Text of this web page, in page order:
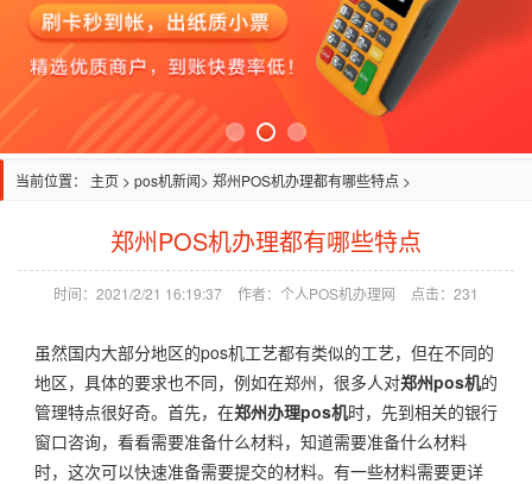
当前位置： 主页 > pos机新闻> 郑州POS机办理都有哪些特点 >
郑州POS机办理都有哪些特点
时间：2021/2/21 16:19:37 作者：个人POS机办理网 点击： 231
虽然国内大部分地区的pos机工艺都有类似的工艺，但在不同的
地区，具体的要求也不同，例如在郑州，很多人对郑州pos机的
管理特点很好奇。首先，在郑州办理pos机时，先到相关的银行
窗口咨询，看看需要准备什么材料，知道需要准备什么材料
时，这次可以快速准备需要提交的材料。有一些材料需要更详